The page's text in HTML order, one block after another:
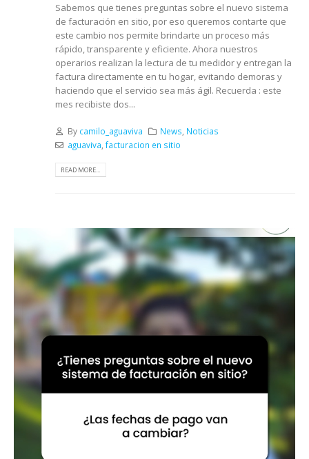
Sabemos que tienes preguntas sobre el nuevo sistema
de facturación en sitio, por eso queremos contarte que
este cambio nos permite brindarte un proceso más
rápido, transparente y eficiente. Ahora nuestros
operarios realizan la lectura de tu medidor y entregan la
factura directamente en tu hogar, evitando demoras y
haciendo que el servicio sea más ágil. Recuerda : este
mes recibiste dos...
By camilo_aguaviva News Noticias
aguaviva facturacion en sitio
READ MORE...